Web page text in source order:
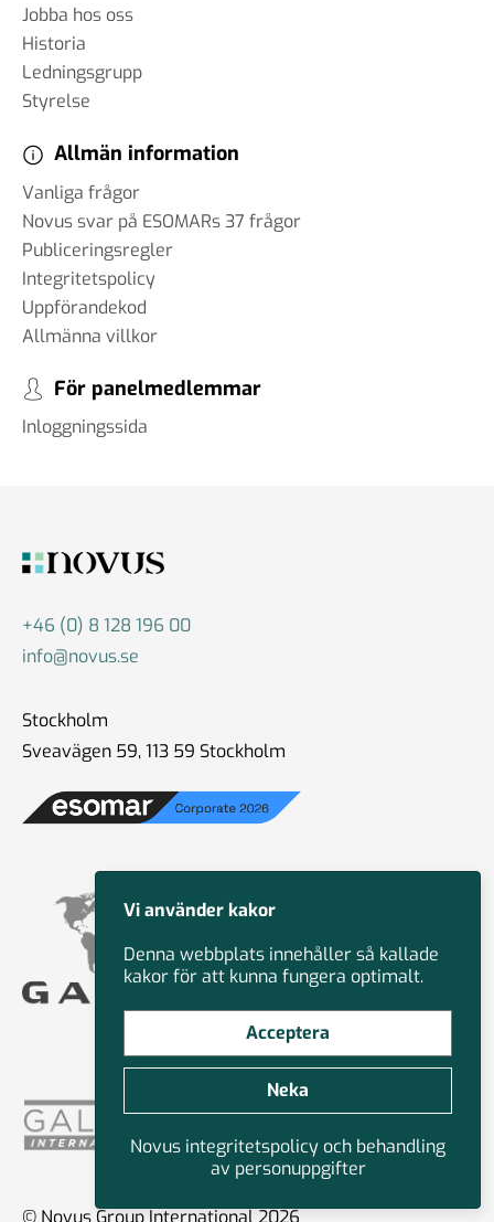
Jobba hos oss
Historia
Ledningsgrupp
Styrelse
Allmän information
Vanliga frågor
Novus svar på ESOMARs 37 frågor
Publiceringsregler
Integritetspolicy
Uppförandekod
Allmänna villkor
För panelmedlemmar
Inloggningssida
+46 (0) 8 128 196 00
info@novus.se
Stockholm
Sveavägen 59, 113 59 Stockholm
© Novus Group International 2026
Vi använder kakor
Denna webbplats innehåller så kallade
kakor för att kunna fungera optimalt.
Acceptera
Neka
Novus integritetspolicy och behandling
av personuppgifter